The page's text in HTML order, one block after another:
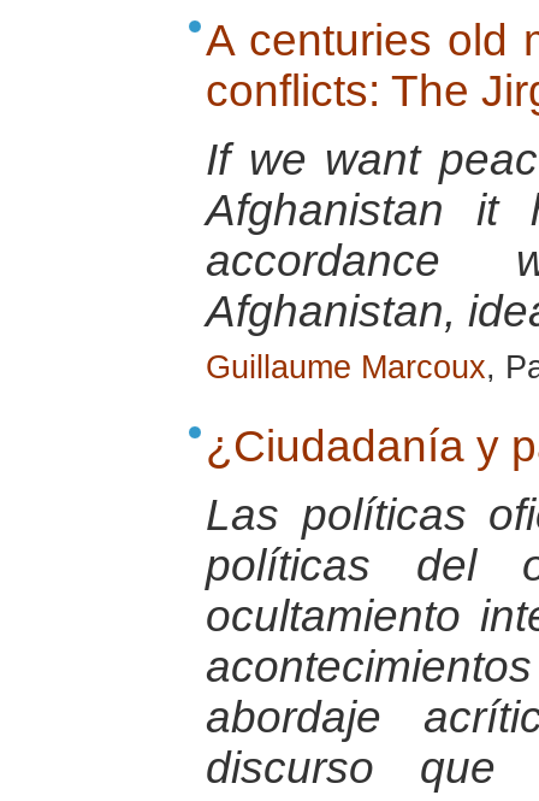
A centuries old
conflicts: The
If we want
Afghanistan
accordance
Afghanistan,
Guillaume Marcoux,
¿Ciudadanía y
Las políticas
políticas del
ocultamiento
abordaje
discurso que